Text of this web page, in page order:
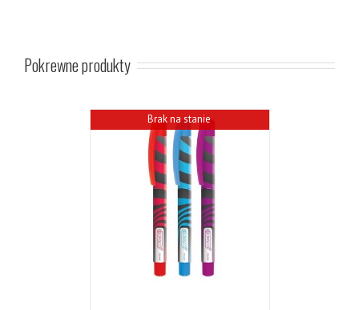
Pokrewne produkty
Brak na stanie